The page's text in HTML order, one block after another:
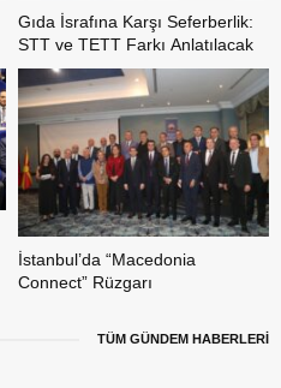
Gıda İsrafına Karşı Seferberlik:
STT ve TETT Farkı Anlatılacak
İstanbul’da “Macedonia
Connect” Rüzgarı
TÜM GÜNDEM HABERLERİ